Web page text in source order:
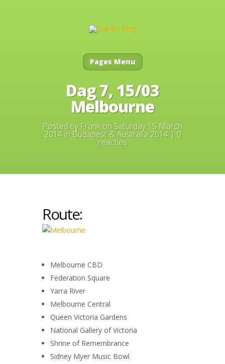
Pages Menu
Dag 7, 15/03
Melbourne
Posted by Frankon Saturday 15 March
2014 in Budapest & Australia 2014| 0
reacties
Route:
Melbourne CBD
Federation Square
Yarra River
Melbourne Central
Queen Victoria Gardens
National Gallery of Victoria
Shrine of Remembrance
Sidney Myer Music Bowl